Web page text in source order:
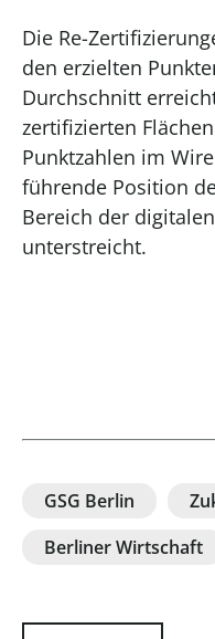
Die Re-
den erzielten
Durchschnitt
zertifizierten
Punktzahlen im
führende Position
Bereich der
unterstreicht.
GSG Berlin
Berliner Wirtschaft